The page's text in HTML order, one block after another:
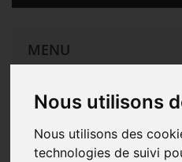
Nous utilisons
Nous utilisons des
technologies de suivi
MENU
Chargeur pour ordinateur
PA-12 PA-12AC AC Adapter